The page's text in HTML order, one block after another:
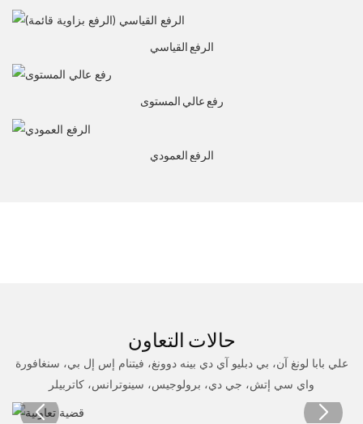
الرفع القياسي
رفع عالي المستوى
الرفع العمودي
حالات التعاون
علي بابا لونغ آن، بي دبليو آي دي بينه دوونغ، فيتنام إس إل بي، سنغافورة
واي سي إتش، جي دي، برولوجيس، سينوترانس، كاتربيلر